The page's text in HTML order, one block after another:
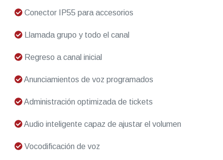
Conector IP55 para accesorios
Llamada grupo y todo el canal
Regreso a canal inicial
Anunciamientos de voz programados
Administración optimizada de tickets
Audio inteligente capaz de ajustar el volumen
Vocodificación de voz